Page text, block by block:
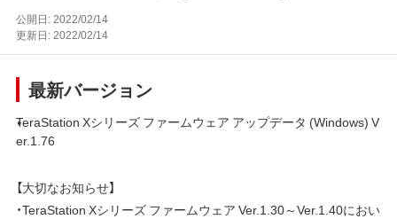
公開日:2022/02/14
更新日:2022/02/14
最新バージョン
TeraStation Xシリーズ ファームウェア アップデータ (Windows) V
er.1.76
【大切なお知らせ】
・TeraStation Xシリーズ ファームウェア Ver.1.30～Ver.1.40におい